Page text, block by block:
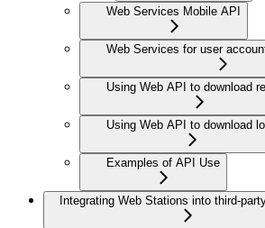
Web Services Mobile API
Web Services for user
Using Web API to download
Using Web API to download
Examples of API Use
Integrating Web Stations into third-